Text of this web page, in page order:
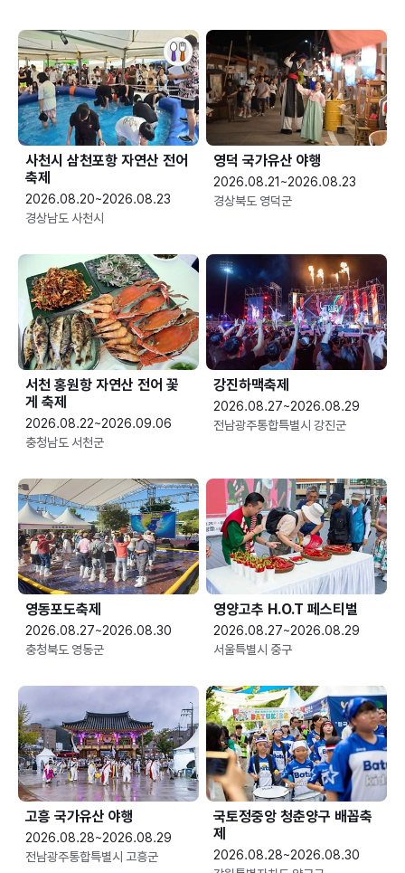
사천시 삼천포항 자연산 전어
축제
2026.08.20~2026.08.23
경상남도 사천시
영덕 국가유산 야행
2026.08.21~2026.08.23
경상북도 영덕군
서천 홍원항 자연산 전어 꽃
게 축제
2026.08.22~2026.09.06
충청남도 서천군
강진하맥축제
2026.08.27~2026.08.29
전남광주통합특별시 강진군
영동포도축제
2026.08.27~2026.08.30
충청북도 영동군
영양고추 H.O.T 페스티벌
2026.08.27~2026.08.29
서울특별시 중구
고흥 국가유산 야행
2026.08.28~2026.08.29
전남광주통합특별시 고흥군
국토정중앙 청춘양구 배꼽축
제
2026.08.28~2026.08.30